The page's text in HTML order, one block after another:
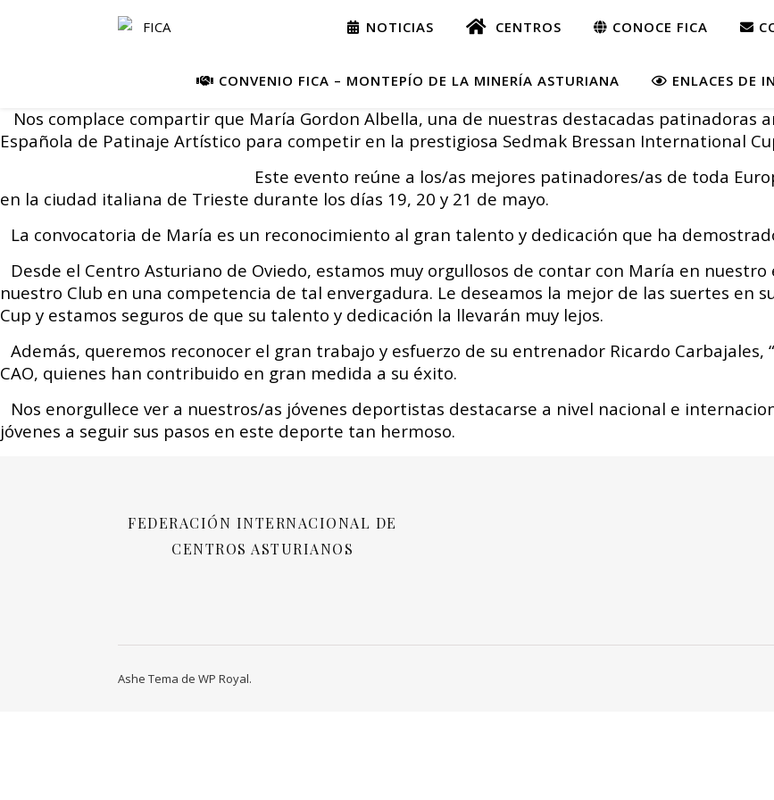
NOTICIAS CENTROS CONOCE FICA
CONVENIO FICA – MONTEPÍO DE LA MINERÍA ASTURIANA ENLACES DE
Nos complace compartir que María Gordon Albella, una de nuestras destacadas patinadoras
Española de Patinaje Artístico para competir en la prestigiosa Sedmak Bressan International
Este evento reúne a los/as mejores patinadores/as de toda
en la ciudad italiana de Trieste durante los días 19, 20 y 21 de mayo.
La convocatoria de María es un reconocimiento al gran talento y dedicación que ha
Desde el Centro Asturiano de Oviedo, estamos muy orgullosos de contar con María en
nuestro Club en una competencia de tal envergadura. Le deseamos la mejor de las suertes en
Cup y estamos seguros de que su talento y dedicación la llevarán muy lejos.
Además, queremos reconocer el gran trabajo y esfuerzo de su entrenador Ricardo Carbajales,
CAO, quienes han contribuido en gran medida a su éxito.
Nos enorgullece ver a nuestros/as jóvenes deportistas destacarse a nivel nacional e
jóvenes a seguir sus pasos en este deporte tan hermoso.
FEDERACIÓN INTERNACIONAL DE
CENTROS ASTURIANOS
Ashe Tema de WP Royal.